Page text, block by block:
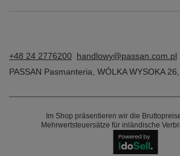
+48 24 2776200
handlowy@passan.com.pl
PASSAN Pasmanteria WÓLKA WYSOKA 26
Im Shop präsentieren wir die
Mehrwertsteuersätze für inländische